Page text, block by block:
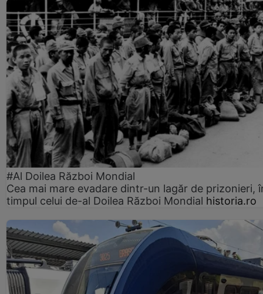
#Al Doilea Război Mondial
Cea mai mare evadare dintr-un lagăr de prizonieri,
timpul celui de-al Doilea Război Mondial historia.ro